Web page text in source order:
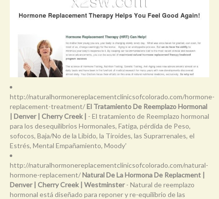
http://naturalhormonereplacementclinicsofcolorado.com/hormone-
replacement-treatment/El Tratamiento De Reemplazo Hormonal
| Denver | Cherry Creek | - El tratamiento de Reemplazo hormonal
para los desequilibrios Hormonales, Fatiga, pérdida de Peso,
sofocos, Baja/No de la Libido, la Tiroides, las Suprarrenales, el
Estrés, Mental Empañamiento, Moody'
http://naturalhormonereplacementclinicsofcolorado.com/natural-
hormone-replacement/Natural De La Hormona De Replacment |
Denver | Cherry Creek | Westminster- Natural de reemplazo
hormonal está diseñado para reponer y re-equilibrio de las